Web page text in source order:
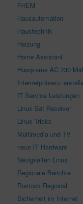
FHEM
Hausautomation
Haustechnik
Heizung
Home Assistant
Husqvarna AC 230
Internetpräsenz
IT Service Leistungen
Linux Sat Receiver
Linux Tricks
Multimedia und TV
neue IT Hardware
Neuigkeiten Linux
Regionale Berichte
Rostock Regional
Sicherheit im Internet